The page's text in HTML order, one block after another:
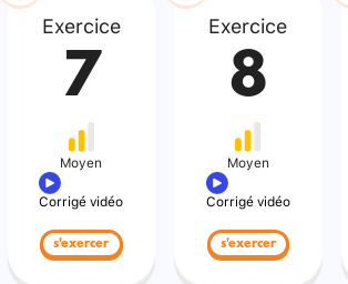
Exercice
7
Moyen
Corrigé vidéo
s'exercer
Exercice
8
Moyen
Corrigé vidéo
s'exercer